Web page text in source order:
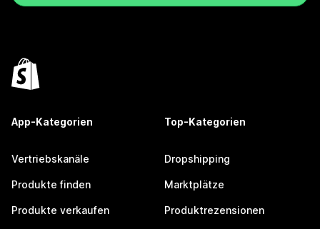
App-Kategorien
Vertriebskanäle
Produkte finden
Produkte verkaufen
Top-Kategorien
Dropshipping
Marktplätze
Produktrezensionen